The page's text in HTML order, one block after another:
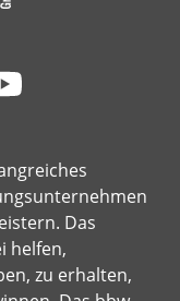
Das
helfen,
zu erhalten,